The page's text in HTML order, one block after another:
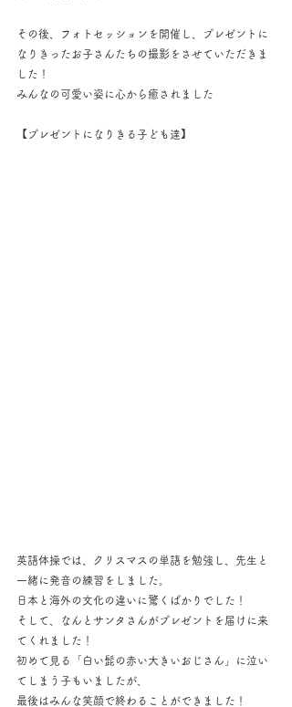
その後、フォトセッションを開催し、プレゼントに
なりきったお子さんたちの撮影をさせていただきま
した！
みんなの可愛い姿に心から癒されました
【プレゼントになりきる子ども達】
英語体操では、クリスマスの単語を勉強し、先生と
一緒に発音の練習をしました。
日本と海外の文化の違いに驚くばかりでした！
そして、なんとサンタさんがプレゼントを届けに来
てくれました！
初めて見る「白い髭の赤い大きいおじさん」に泣い
てしまう子もいましたが、
最後はみんな笑顔で終わることができました！